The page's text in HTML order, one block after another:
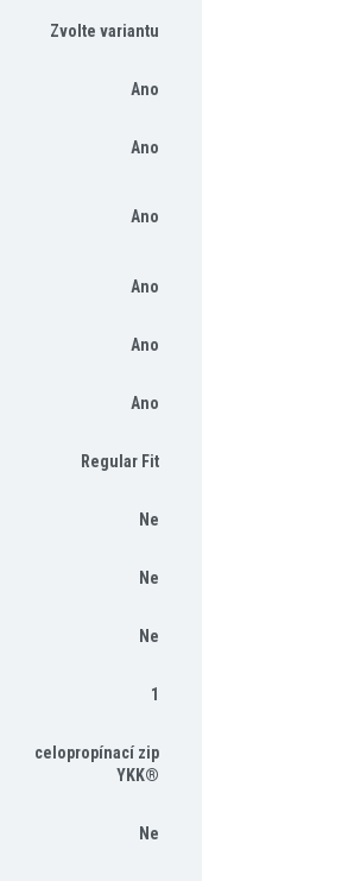
Zvolte variantu
Ano
Ano
Ano
Ano
Ano
Ano
Regular Fit
Ne
Ne
Ne
1
celopropínací zip
YKK®
Ne